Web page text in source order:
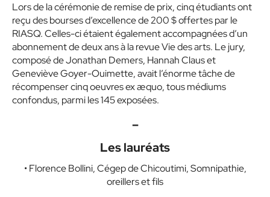
Lors de la cérémonie de remise de prix, cinq étudiants ont
reçu des bourses d’excellence de 200 $ offertes par le
RIASQ. Celles-ci étaient également accompagnées d’un
abonnement de deux ans à la revue Vie des arts. Le jury,
composé de Jonathan Demers, Hannah Claus et
Geneviève Goyer-Ouimette, avait l’énorme tâche de
récompenser cinq oeuvres ex æquo, tous médiums
confondus, parmi les 145 exposées.
–
Les lauréats
• Florence Bollini, Cégep de Chicoutimi, Somnipathie,
oreillers et fils